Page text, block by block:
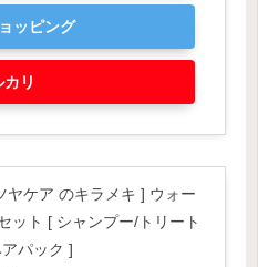
ッピング
カリ
ヤケア のキラメキ ] ウォー
ット [ シャンプー/トリート
パック ]